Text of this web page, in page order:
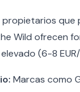
propietarios que
Wild ofrecen
(6-8
Marcas como